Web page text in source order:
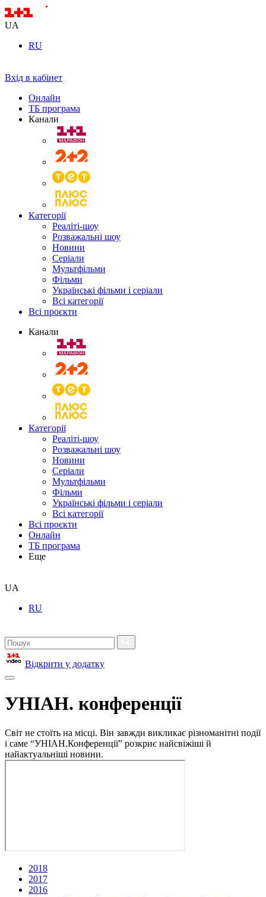
UA
RU
Вхід в кабінет
Онлайн
ТБ програма
Канали
Категорії
Реаліті-шоу
Розважальні шоу
Новини
Серіали
Мультфільми
Фільми
Українські фільми і серіали
Всі категорії
Всі проєкти
Канали
Категорії
Реаліті-шоу
Розважальні шоу
Новини
Серіали
Мультфільми
Фільми
Українські фільми і серіали
Всі категорії
Всі проєкти
Онлайн
ТБ програма
Еще
UA
RU
Відкрити у додатку
УНІАН. конференції
Світ не стоїть на місці. Він завжди викликає різноманітні події
і саме “УНІАН.Конференції” розкриє найсвіжіші й
найактуальніші новини.
2018
2017
2016